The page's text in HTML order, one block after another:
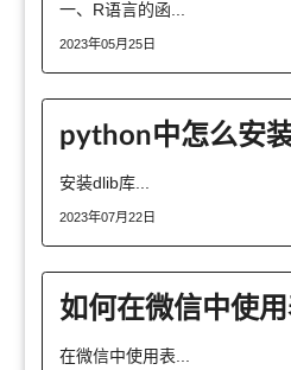
一、R语言的函...
2023年05月25日
python中怎么安
安装dlib库...
2023年07月22日
如何在微信中使用
在微信中使用表...